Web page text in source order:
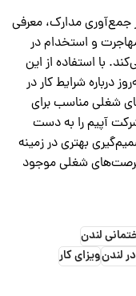
جمع‌آوری مدارک، معرفی
و استخدام در
با استفاده از این
درباره شرایط کار در
شغلی مناسب برای
آپیم را به دست
بهتری در زمینه
فرصت‌های شغلی موجود
لندن
لندنویزای کار